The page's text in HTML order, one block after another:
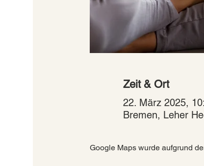
Zeit & Ort
22. März 2025,
Bremen, Leher
Google Maps wurde aufgrund